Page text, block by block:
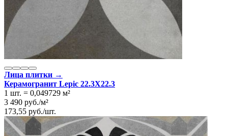
Лица плитки →
Керамогранит Lepic 22.3Х22.3
1 шт. = 0,049729 м²
3 490 руб./м²
173,55 руб./шт.